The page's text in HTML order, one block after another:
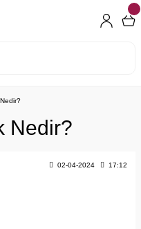
Nedir?
02-04-2024 17:12